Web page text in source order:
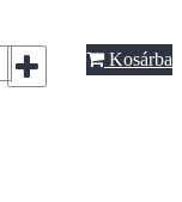
Kosárba